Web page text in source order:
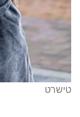
טישרט